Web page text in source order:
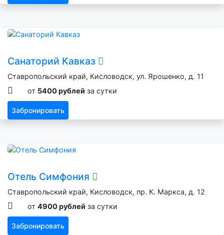
Санаторий Кавказ
Ставропольский край, Кисловодск, ул. Ярошенко, д. 11
от 5400 рублей за сутки
Забронировать
Отель Симфония
Ставропольский край, Кисловодск, пр. К. Маркса, д. 12
от 4900 рублей за сутки
Забронировать